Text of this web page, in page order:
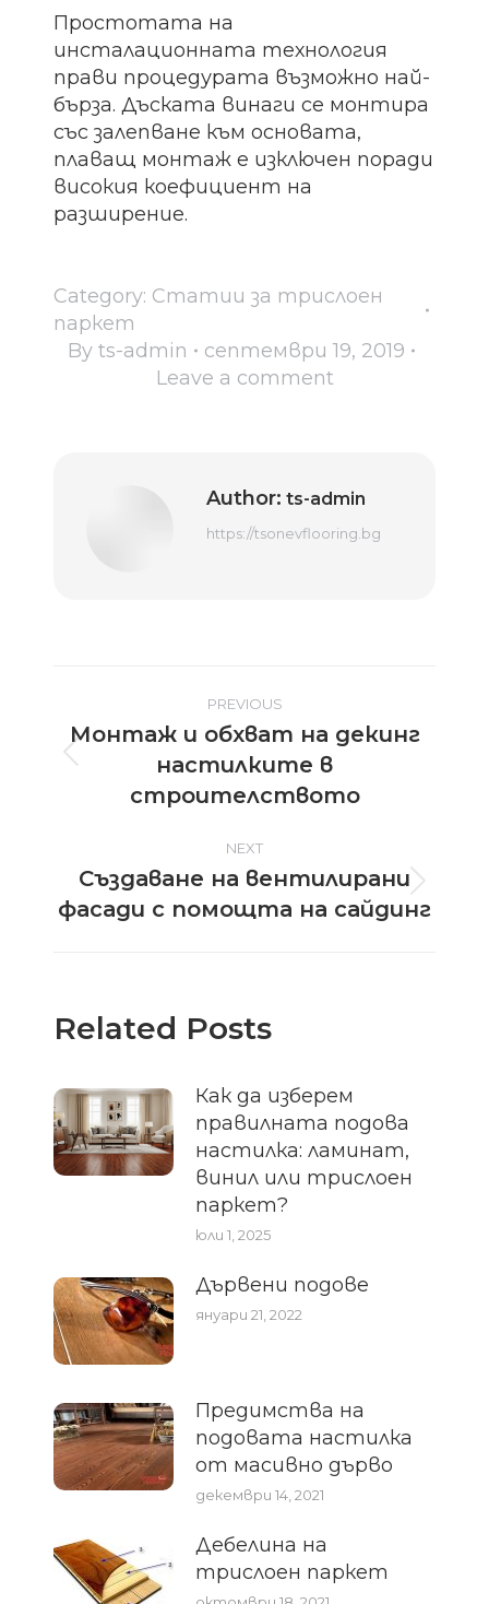
Простотата на
инсталационната технология
прави процедурата възможно най-
бърза. Дъската винаги се монтира
със залепване към основата,
плаващ монтаж е изключен поради
високия коефициент на
разширение.
Category: Статии за трислоен
паркет
By ts-admin
септември 19, 2019
Leave a comment
Author: ts-admin
https://tsonevflooring.bg
navigation
PREVIOUS
Previous
post:
Монтаж и обхват на декинг
настилките в
строителството
NEXT
Next
post:
Създаване на вентилирани
фасади с помощта на сайдинг
Related Posts
Как да изберем
правилната подова
настилка: ламинат,
винил или трислоен
паркет?
юли 1, 2025
Дървени подове
януари 21, 2022
Предимства на
подовата настилка
от масивно дърво
декември 14, 2021
Дебелина на
трислоен паркет